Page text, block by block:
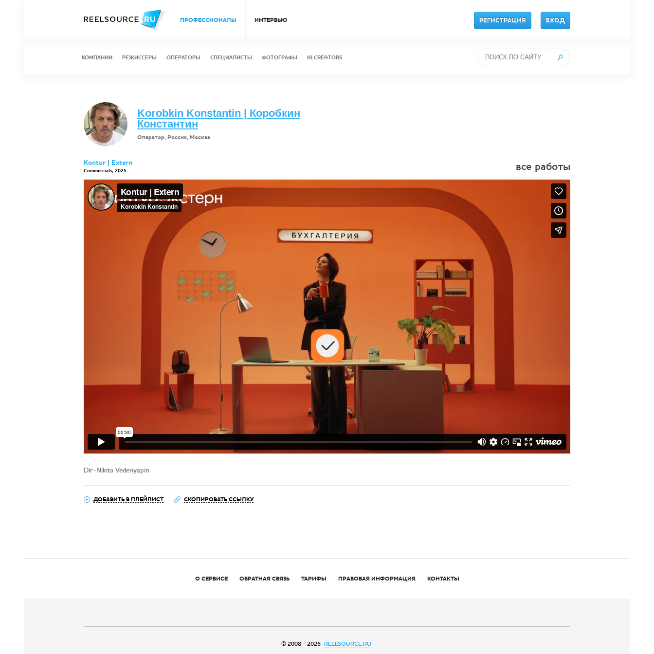
ПРОФЕССИОНАЛЫ ИНТЕРВЬЮ РЕГИСТРАЦИЯ ВХОД
КОМПАНИИ РЕЖИССЕРЫ ОПЕРАТОРЫ СПЕЦИАЛИСТЫ ФОТОГРАФЫ AI CREATORS
Korobkin Konstantin | Коробкин
Константин
Оператор, Россия, Москва
Kontur | Extern все работы
Commercials, 2025
Dir-Nikita Vedenyapin
ДОБАВИТЬ В ПЛЕЙЛИСТ СКОПИРОВАТЬ ССЫЛКУ
О СЕРВИСЕ ОБРАТНАЯ СВЯЗЬ ТАРИФЫ ПРАВОВАЯ ИНФОРМАЦИЯ КОНТАКТЫ
© 2008 - 2026 REELSOURCE.RU